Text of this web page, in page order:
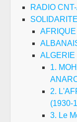
RADIO
ALGERIE
1.
2.
(1930-
3. Le